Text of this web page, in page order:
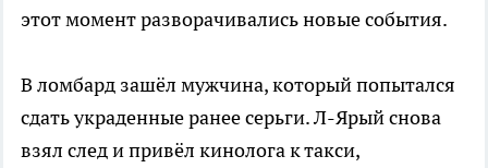
этот момент разворачивались новые события.
В ломбард зашёл мужчина, который попытался
сдать украденные ранее серьги. Л-Ярый снова
взял след и привёл кинолога к такси,